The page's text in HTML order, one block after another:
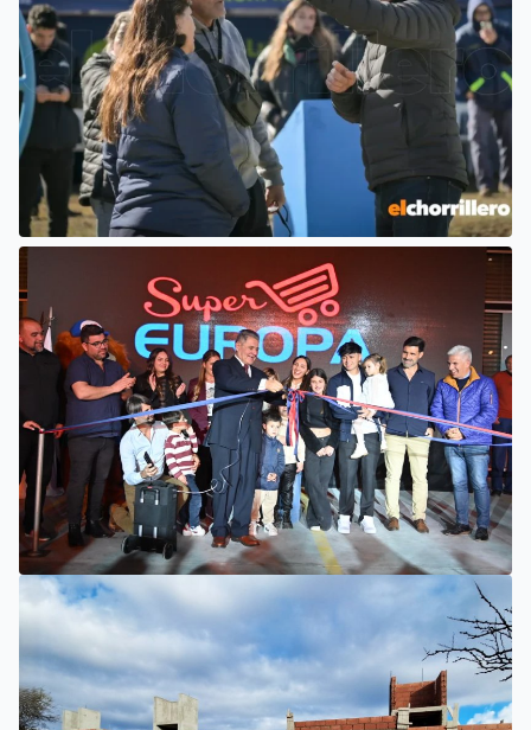
EL INTENDENTE HISSA ATENDIÓ
INQUIETUDES DE VECINOS DEL
BARRIO AMPPARE
VILLA MERCEDES
EL SUEÑO DE UN EMPRENDEDOR QUE COMENZÓ HACE 30
AÑOS: SUPER EUROPA INAUGURÓ SU CUARTA SUCURSAL
EN VILLA MERCEDES